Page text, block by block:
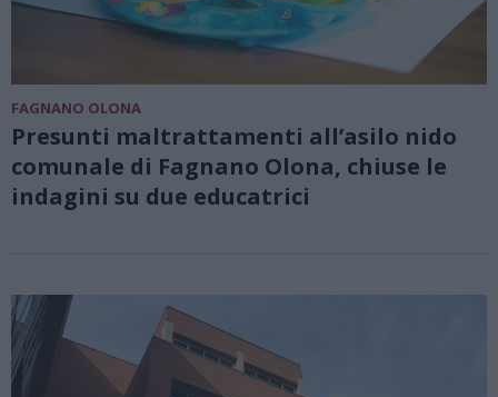
FAGNANO OLONA
Presunti maltrattamenti all’asilo nido
comunale di Fagnano Olona, chiuse le
indagini su due educatrici